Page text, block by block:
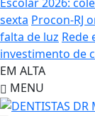
Escolar 2026:
sexta Procon-RJ
falta de luz Rede
investimento de
EM ALTA
MENU